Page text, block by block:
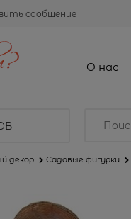
сообщение
О нас
декор Садовые фигурки